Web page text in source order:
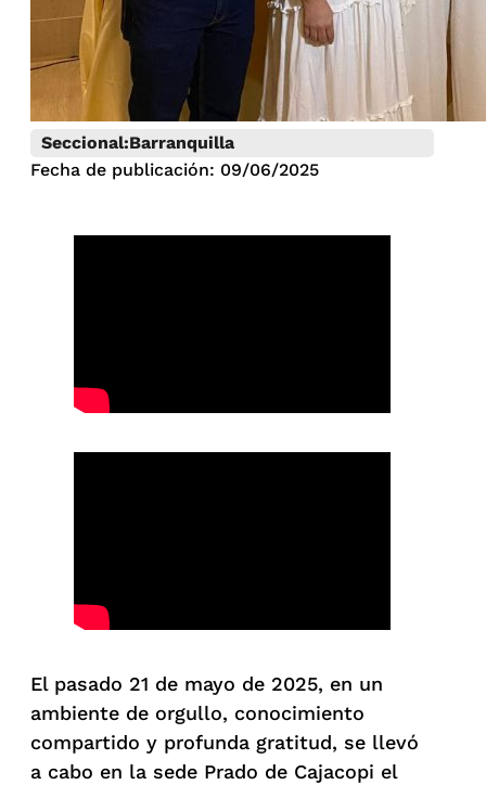
Seccional:Barranquilla
Fecha de publicación: 09/06/2025
El pasado 21 de mayo de 2025, en un
ambiente de orgullo, conocimiento
compartido y profunda gratitud, se llevó
a cabo en la sede Prado de Cajacopi el